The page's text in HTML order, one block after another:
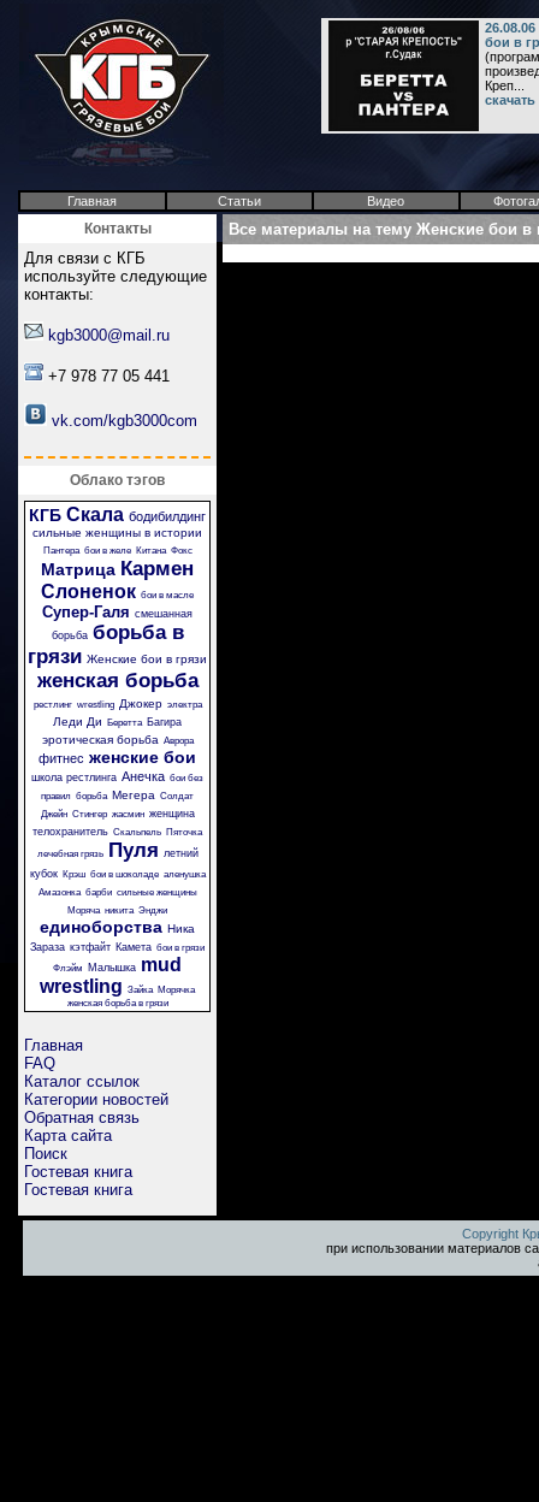
бои в
Креп...
Главная Статьи Видео
Контакты
Для связи с КГБ
используйте следующие
контакты:
kgb3000@mail.ru
+7 978 77 05 441
vk.com/kgb3000com
Облако тэгов
КГБ Скала бодибилдинг
сильные женщины в истории
Пантера бои в желе Китана Фокс
Матрица Кармен
Слоненок бои в масле
Супер-Галя смешанная
борьба борьба в
грязи Женские бои в грязи
женская борьба
рестлинг wrestling Джокер электра
Леди Ди Беретта Багира
эротическая борьба Аврора
фитнес женские бои
школа рестлинга Анечка бои без
правил борьба Мегера Солдат
Джейн Стингер жасмин женщина
телохранитель Скальпель Пяточка
лечебная грязь
Пуля летний
кубок
Крэш бои в шоколаде аленушка
Амазонка барби сильные женщины
Моряча никита Энджи
единоборства Ника
Зараза кэтфайт Камета бои в грязи
Флэйм
Малышка mud
wrestling Зайка Морячка
женская борьба в грязи
Главная
FAQ
Каталог ссылок
Категории новостей
Обратная связь
Карта сайта
Поиск
Гостевая книга
Гостевая книга
Все материалы на тему Женские бои в
Copyright
при использовании материалов